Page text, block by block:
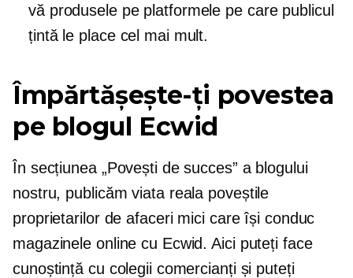
vă produsele pe platformele pe care publicul
țintă le place cel mai mult.
Împărtășește-ți povestea
pe blogul Ecwid
În secțiunea „Povești de succes” a blogului
nostru, publicămviata reala poveștile
proprietarilor de afaceri mici care își conduc
magazinele online cu Ecwid. Aici puteți face
cunoștință cu colegii comercianți și puteți